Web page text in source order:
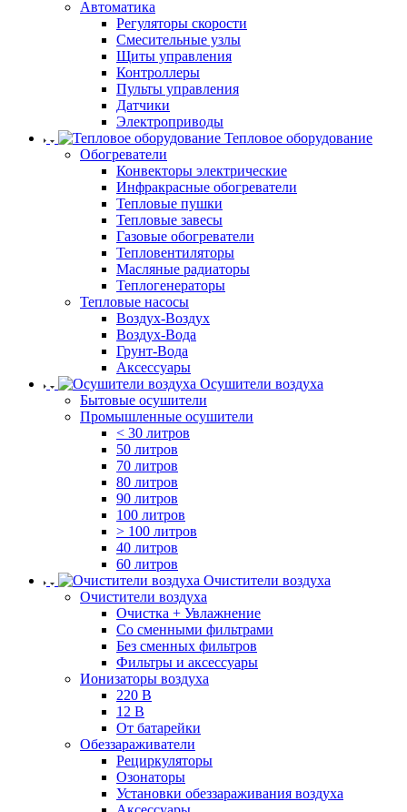
Автоматика
Регуляторы скорости
Смесительные узлы
Щиты управления
Контроллеры
Пульты управления
Датчики
Электроприводы
Тепловое оборудование
Обогреватели
Конвекторы электрические
Инфракрасные обогреватели
Тепловые пушки
Тепловые завесы
Газовые обогреватели
Тепловентиляторы
Масляные радиаторы
Теплогенераторы
Тепловые насосы
Воздух-Воздух
Воздух-Вода
Грунт-Вода
Аксессуары
Осушители воздуха
Бытовые осушители
Промышленные осушители
< 30 литров
50 литров
70 литров
80 литров
90 литров
100 литров
> 100 литров
40 литров
60 литров
Очистители воздуха
Очистители воздуха
Очистка + Увлажнение
Cо сменными фильтрами
Без сменных фильтров
Фильтры и аксессуары
Ионизаторы воздуха
220 В
12 В
От батарейки
Обеззараживатели
Рециркуляторы
Озонаторы
Установки обеззараживания воздуха